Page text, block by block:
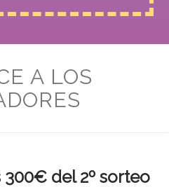
A LOS
del 2º sorteo